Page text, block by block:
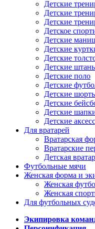
Детские
Детские
Детские
Детское
Детские
Детские
Детские
Детские
Детские поло
Детские
Детские
Детские
Детские
Детские
Для вратарей
Вратарская
Вратарские
Детская
Футбольные мячи
Женская форма и
Женская
Женская
Для футбольных
Экипировка